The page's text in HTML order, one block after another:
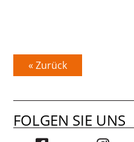
« Zurück
FOLGEN SIE UNS